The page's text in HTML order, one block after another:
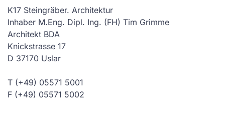
K17 Steingräber. Architektur
Inhaber M.Eng. Dipl. Ing. (FH) Tim Grimme
Architekt BDA
Knickstrasse 17
D 37170 Uslar
T (+49) 05571 5001
F (+49) 05571 5002